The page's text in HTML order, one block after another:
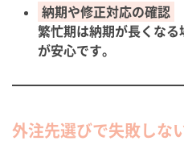
納期や修正対応の確認
繁忙期は納期が長くな
が安心です。
外注先選びで失敗しな